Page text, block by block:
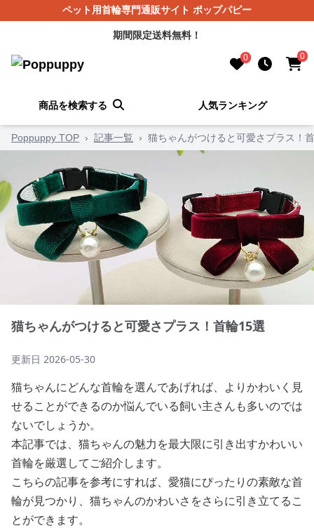
ペット用首輪専門通販サイト ポップパピー
期間限定送料無料！
0 0
商品を検索する 人気ランキング
Poppuppy TOP › 記事一覧 › 猫ちゃんがつけると可愛さプラス！
猫ちゃんがつけると可愛さプラス！首輪15選
更新日 2026-05-30
猫ちゃんにどんな首輪を選んであげれば、よりかわいく見
せることができるのか悩んでいる飼い主さんも多いのでは
ないでしょうか。
本記事では、猫ちゃんの魅力を最大限に引き出すかわいい
首輪を厳選してご紹介します。
こちらの記事を参考にすれば、愛猫にぴったりの素敵な首
輪が見つかり、猫ちゃんのかわいさをさらに引き立てるこ
とができます。